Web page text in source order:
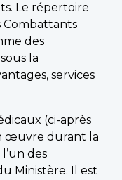
Le répertoire
Combattants
des
la
services
(ci-après
œuvre durant la
des
Ministère. Il est